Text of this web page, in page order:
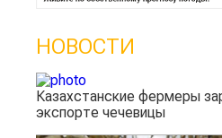
НОВОСТИ
Казахстанские фермеры
экспорте чечевицы